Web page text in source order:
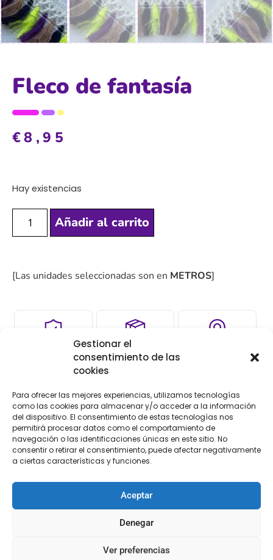
Gestionar el
consentimiento de las
cookies
Para ofrecer las mejores experiencias, utilizamos tecnologías
como las cookies para almacenar y/o acceder a la información
del dispositivo. El consentimiento de estas tecnologías nos
permitirá procesar datos como el comportamiento de
navegación o las identificaciones únicas en este sitio. No
consentir o retirar el consentimiento, puede afectar negativamente
a ciertas características y funciones.
Aceptar
Denegar
Ver preferencias
Fleco de fantasía
€8,95
Hay existencias
Añadir al carrito
[Las unidades seleccionadas son en METROS]
ENVÍO 24-48H
Descripción
Información adicional
Valoraciones (0)
Descripción
Pasamanería fantasía fleco multicolor